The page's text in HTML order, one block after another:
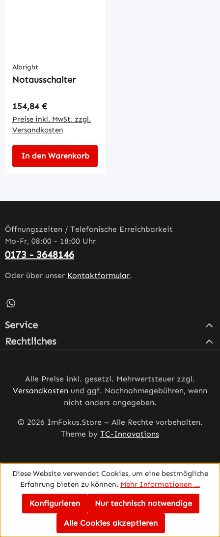
Albright
Notausschalter
Regulärer Preis:
154,84 €
Preise inkl. MwSt. zzgl.
Versandkosten
In den Warenkorb
Öffnungszeiten / Telefonische Erreichbarkeit
Mo-Fr, 08:00 - 18:00 Uhr
0173 - 3648146
Oder über unser Kontaktformular.
Schreib uns auf WhatsApp – öffnet in neuem Tab
Service
Rechtliches
Alle Preise inkl. gesetzl. Mehrwertsteuer zzgl.
Versandkosten und ggf. Nachnahmegebühren, wenn
nicht anders angegeben.
© 2026 ImFokus.Store – Alle Rechte vorbehalten.
Theme by TC-Innovations
Diese Website verwendet Cookies, um eine bestmögliche
Erfahrung bieten zu können. Mehr Informationen ...
Nur technisch notwendige
Konfigurieren
Alle Cookies akzeptieren